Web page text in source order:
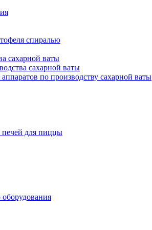
спиралью
сахарной ваты
сахарной ваты
по производству сахарной ваты
для пиццы
оборудования